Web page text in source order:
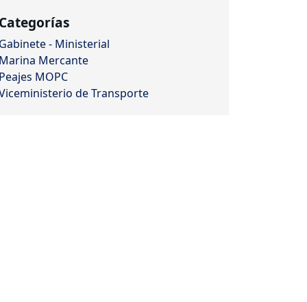
Categorías
Gabinete - Ministerial
Marina Mercante
Peajes MOPC
de Transporte